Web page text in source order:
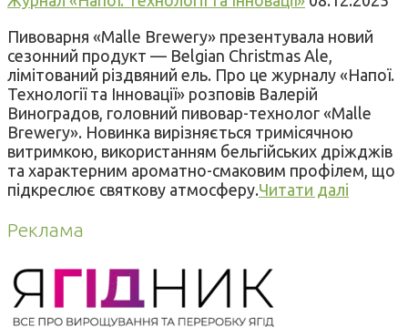
Пивоварня «Malle Brewery» презентувала новий
сезонний продукт — Belgian Christmas Ale,
лімітований різдвяний ель. Про це журналу «Напої.
Технології та Інновації» розповів Валерій
Виноградов, головний пивовар-технолог «Malle
Brewery». Новинка вирізняється тримісячною
витримкою, використанням бельгійських дріжджів
та характерним ароматно-смаковим профілем, що
підкреслює святкову атмосферу.Читати далі
Реклама